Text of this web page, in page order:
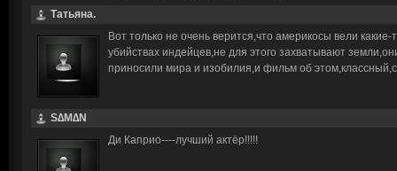
Татьяна.
Вот только не очень верится,что америкосы вели
убийствах индейцев,не для этого захватывают
приносили мира и изобилия,и фильм об
S∆M∆N
Ди Каприо----лучший актёр!!!!!